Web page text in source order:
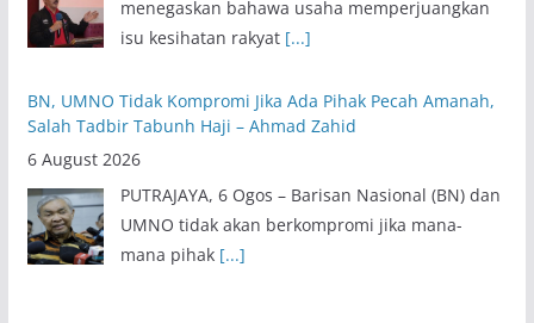
PUTRAJAYA, 6 Ogos – Barisan Nasional (BN) dan
UMNO tidak akan berkompromi jika mana-